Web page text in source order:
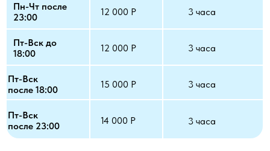
Пн-Чт после
23:00
Пт-Вск до
18:00
12 000 Р 3 часа
12 000 Р 3 часа
Пт-Вск
после 18:00
15 000 Р 3 часа
Пт-Вск
после 23:00
14 000 Р 3 часа